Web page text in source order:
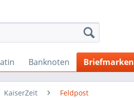
Banknoten Briefmarken
KaiserZeit Feldpost